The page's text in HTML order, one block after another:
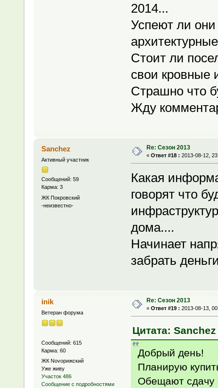
2014...
Успеют ли они
Стоит ли
свои кровные
Страшно что
Жду
Sanchez
Активный участник
Сообщений: 59
Карма: 3
ЖК Покровский
-неизвестно-
Re: Сезон 2013
« Ответ #18 : 2013-08-12,
Какая
говорят что
дома....
Начинает
забрать
inik
Ветеран форума
Сообщений: 615
Карма: 60
ЖК Novoрижский
Уже живу
Участок 486
Сообщение с подробностями
Re: Сезон 2013
« Ответ #19 : 2013-08-13,
Цитата:
Добрый день!
Планирую
Обещают сдачу